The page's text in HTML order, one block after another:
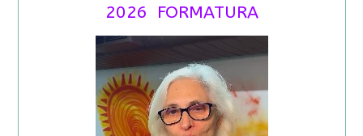
2026 FORMATURA